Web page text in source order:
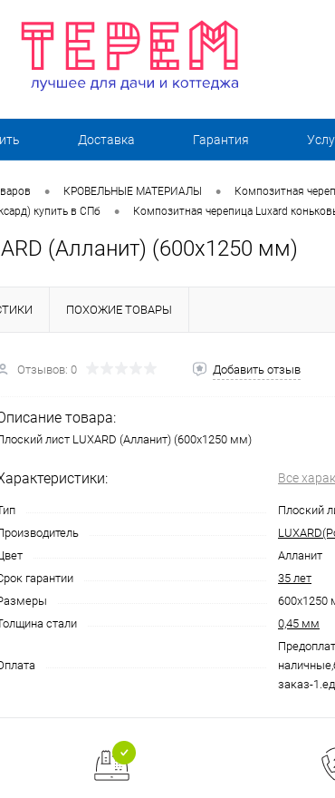
Доставка Гарантия
• КРОВЕЛЬНЫЕ МАТЕРИАЛЫ • Композитная
купить в СПб • Композитная черепица Luxard
(Алланит) (600х1250 мм)
ПОХОЖИЕ ТОВАРЫ
Отзывов: 0 Добавить отзыв
товара:
лист LUXARD (Алланит) (600х1250 мм)
Все
Плоский
Алланит
гарантии
35 лет
600х1250
стали
0,45 мм
заказ-